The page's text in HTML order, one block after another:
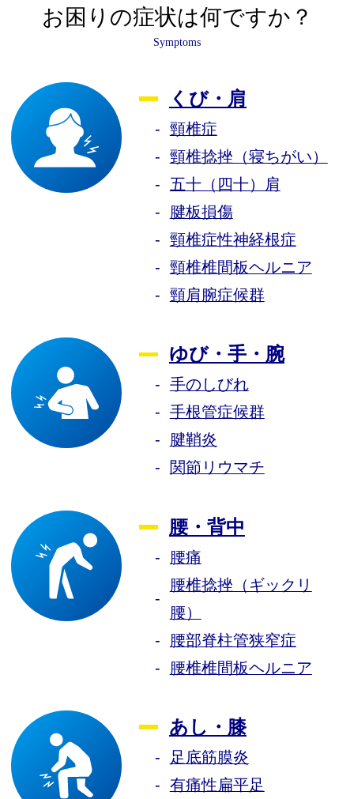
お困りの症状は何ですか？
Symptoms
くび・肩
頸椎症
頸椎捻挫（寝ちがい）
五十（四十）肩
腱板損傷
頸椎症性神経根症
頸椎椎間板ヘルニア
頸肩腕症候群
ゆび・手・腕
手のしびれ
手根管症候群
腱鞘炎
関節リウマチ
腰・背中
腰痛
腰椎捻挫（ギックリ
腰）
腰部脊柱管狭窄症
腰椎椎間板ヘルニア
あし・膝
足底筋膜炎
有痛性扁平足